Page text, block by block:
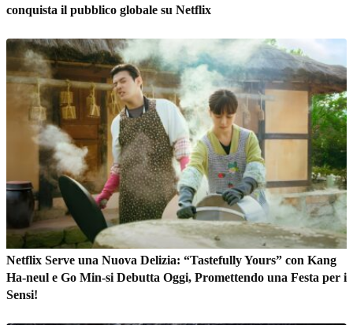
conquista il pubblico globale su Netflix
Netflix Serve una Nuova Delizia: “Tastefully Yours” con Kang
Ha-neul e Go Min-si Debutta Oggi, Promettendo una Festa per i
Sensi!